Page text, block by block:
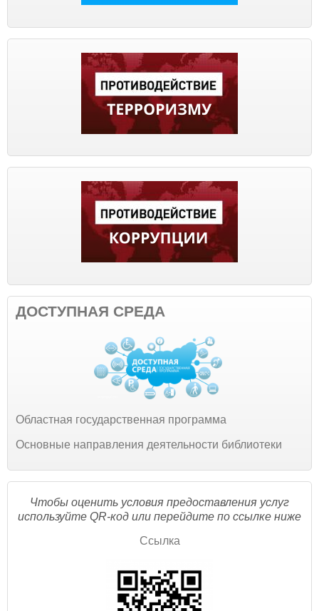
ДОСТУПНАЯ СРЕДА
Областная государственная программа
Основные направления деятельности библиотеки
Чтобы оценить условия предоставления услуг
используйте QR-код или перейдите по ссылке ниже
Ссылка